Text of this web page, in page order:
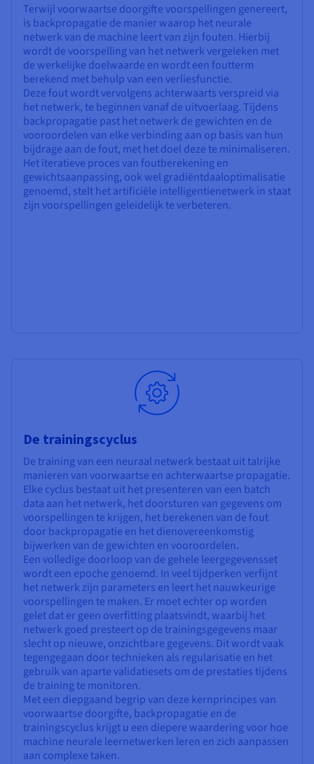
Terwijl voorwaartse doorgifte voorspellingen genereert,
is backpropagatie de manier waarop het neurale
netwerk van de machine leert van zijn fouten. Hierbij
wordt de voorspelling van het netwerk vergeleken met
de werkelijke doelwaarde en wordt een foutterm
berekend met behulp van een verliesfunctie.
Deze fout wordt vervolgens achterwaarts verspreid via
het netwerk, te beginnen vanaf de uitvoerlaag. Tijdens
backpropagatie past het netwerk de gewichten en de
vooroordelen van elke verbinding aan op basis van hun
bijdrage aan de fout, met het doel deze te minimaliseren.
Het iteratieve proces van foutberekening en
gewichtsaanpassing, ook wel gradiëntdaaloptimalisatie
genoemd, stelt het artificiële intelligentienetwerk in staat
zijn voorspellingen geleidelijk te verbeteren.
De trainingscyclus
De training van een neuraal netwerk bestaat uit talrijke
manieren van voorwaartse en achterwaartse propagatie.
Elke cyclus bestaat uit het presenteren van een batch
data aan het netwerk, het doorsturen van gegevens om
voorspellingen te krijgen, het berekenen van de fout
door backpropagatie en het dienovereenkomstig
bijwerken van de gewichten en vooroordelen.
Een volledige doorloop van de gehele leergegevensset
wordt een epoche genoemd. In veel tijdperken verfijnt
het netwerk zijn parameters en leert het nauwkeurige
voorspellingen te maken. Er moet echter op worden
gelet dat er geen overfitting plaatsvindt, waarbij het
netwerk goed presteert op de trainingsgegevens maar
slecht op nieuwe, onzichtbare gegevens. Dit wordt vaak
tegengegaan door technieken als regularisatie en het
gebruik van aparte validatiesets om de prestaties tijdens
de training te monitoren.
Met een diepgaand begrip van deze kernprincipes van
voorwaartse doorgifte, backpropagatie en de
trainingscyclus krijgt u een diepere waardering voor hoe
machine neurale leernetwerken leren en zich aanpassen
aan complexe taken.